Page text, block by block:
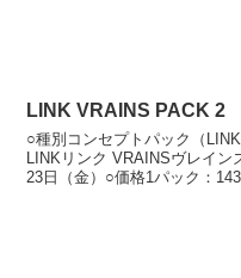
LINK VRAINS PACK 2
○種別コンセプトパック（
LINKリンク VRAINSヴレイ
23日（金）○価格1パック：